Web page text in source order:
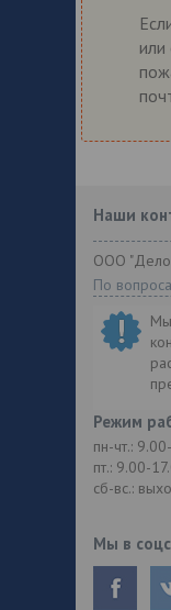
или
Наши
ООО
По
Режим
пн-чт.:
пт.: 9.00-
сб-вс.:
Мы в